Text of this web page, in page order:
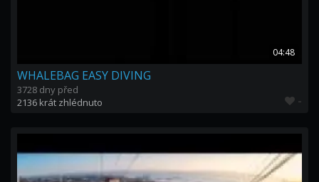
04:48
WHALEBAG EASY DIVING
3728 dny před
2136 krát zhlédnuto
-